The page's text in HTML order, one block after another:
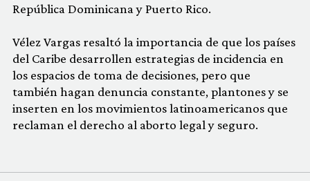
República Dominicana y Puerto Rico.
Vélez Vargas resaltó la importancia de que los países
del Caribe desarrollen estrategias de incidencia en
los espacios de toma de decisiones, pero que
también hagan denuncia constante, plantones y se
inserten en los movimientos latinoamericanos que
reclaman el derecho al aborto legal y seguro.